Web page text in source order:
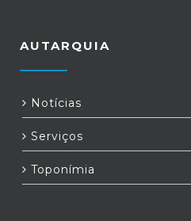
AUTARQUIA
Notícias
Serviços
Toponímia